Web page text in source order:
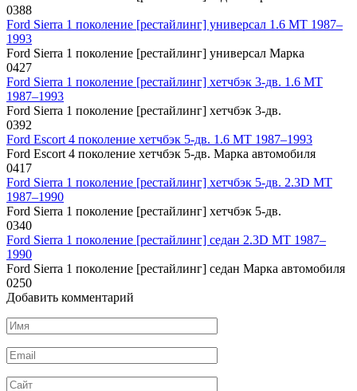
0388
Ford Sierra 1 поколение [рестайлинг] универсал 1.6 MT 1987–
1993
Ford Sierra 1 поколение [рестайлинг] универсал Марка
0427
Ford Sierra 1 поколение [рестайлинг] хетчбэк 3-дв. 1.6 MT
1987–1993
Ford Sierra 1 поколение [рестайлинг] хетчбэк 3-дв.
0392
Ford Escort 4 поколение хетчбэк 5-дв. 1.6 MT 1987–1993
Ford Escort 4 поколение хетчбэк 5-дв. Марка автомобиля
0417
Ford Sierra 1 поколение [рестайлинг] хетчбэк 5-дв. 2.3D MT
1987–1990
Ford Sierra 1 поколение [рестайлинг] хетчбэк 5-дв.
0340
Ford Sierra 1 поколение [рестайлинг] седан 2.3D MT 1987–
1990
Ford Sierra 1 поколение [рестайлинг] седан Марка автомобиля
0250
Добавить комментарий
Имя
*
Email
*
Сайт